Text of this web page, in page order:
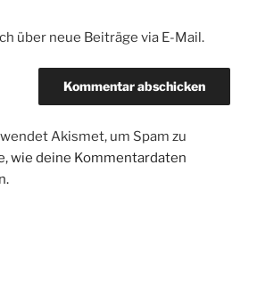
über neue Beiträge via E-Mail.
Akismet, um Spam zu
wie deine Kommentardaten